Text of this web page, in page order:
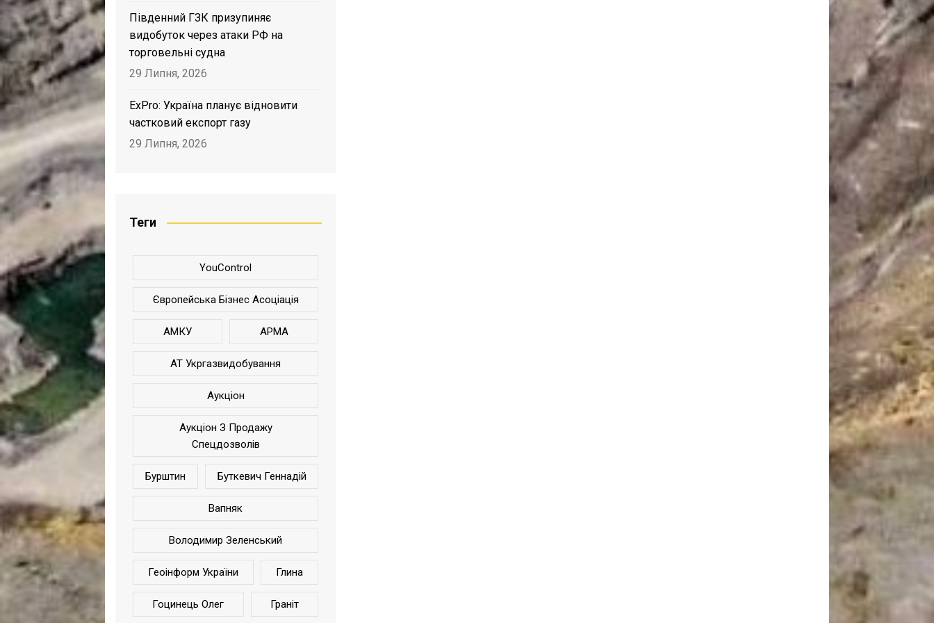
Південний ГЗК призупиняє
видобуток через атаки РФ на
торговельні судна
29 Липня, 2026
ExPro: Україна планує відновити
частковий експорт газу
29 Липня, 2026
Теги
YouControl
Європейська Бізнес Асоціація
АМКУ АРМА
АТ Укргазвидобування
Аукціон
Аукціон З Продажу
Спецдозволів
Бурштин Буткевич Геннадій
Вапняк
Володимир Зеленський
Геоінформ України Глина
Гоцинець Олег Граніт